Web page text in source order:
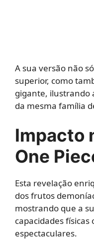
A sua versão não
superior, como
gigante, ilustrando
da mesma família
Impacto
One
Esta revelação
dos frutos
mostrando que a
capacidades
espectaculares.